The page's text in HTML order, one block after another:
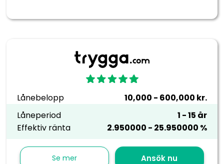
Lånebelopp
10,000 - 600,000 kr.
Låneperiod
1 - 15 år
Effektiv ränta
2.950000 - 25.950000 %
Se mer Ansök nu